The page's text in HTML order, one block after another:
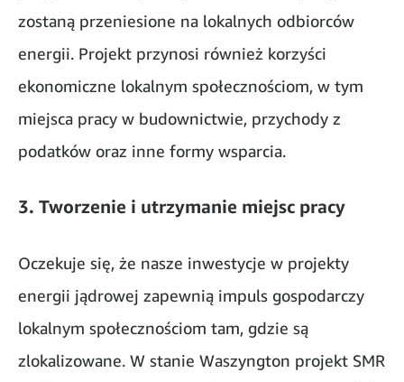
zostaną przeniesione na lokalnych odbiorców
energii. Projekt przynosi również korzyści
ekonomiczne lokalnym społecznościom, w tym
miejsca pracy w budownictwie, przychody z
podatków oraz inne formy wsparcia.
3. Tworzenie i utrzymanie miejsc pracy
Oczekuje się, że nasze inwestycje w projekty
energii jądrowej zapewnią impuls gospodarczy
lokalnym społecznościom tam, gdzie są
zlokalizowane. W stanie Waszyngton projekt SMR